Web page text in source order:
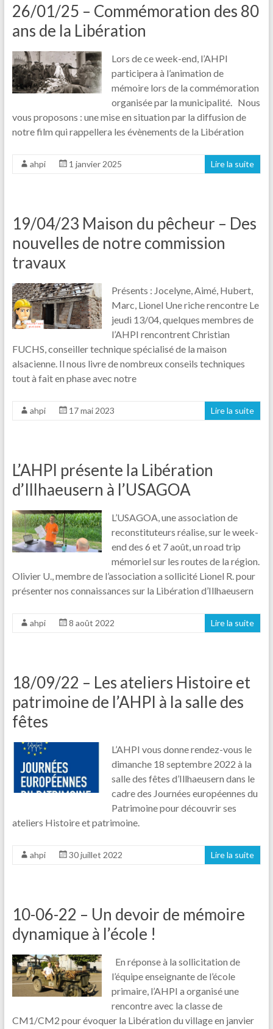
26/01/25 – Commémoration des 80
ans de la Libération
Lors de ce week-end, l’AHPI
participera à l’animation de
mémoire lors de la commémoration
organisée par la municipalité. Nous
vous proposons : une mise en situation par la diffusion de
notre film qui rappellera les évènements de la Libération
ahpi 1 janvier 2025 Lire la suite
19/04/23 Maison du pêcheur – Des
nouvelles de notre commission
travaux
Présents : Jocelyne, Aimé, Hubert,
Marc, Lionel Une riche rencontre Le
jeudi 13/04, quelques membres de
l’AHPI rencontrent Christian
FUCHS, conseiller technique spécialisé de la maison
alsacienne. Il nous livre de nombreux conseils techniques
tout à fait en phase avec notre
ahpi 17 mai 2023 Lire la suite
L’AHPI présente la Libération
d’Illhaeusern à l’USAGOA
L’USAGOA, une association de
reconstituteurs réalise, sur le week-
end des 6 et 7 août, un road trip
mémoriel sur les routes de la région.
Olivier U., membre de l’association a sollicité Lionel R. pour
présenter nos connaissances sur la Libération d’Illhaeusern
ahpi 8 août 2022 Lire la suite
18/09/22 – Les ateliers Histoire et
patrimoine de l’AHPI à la salle des
fêtes
L’AHPI vous donne rendez-vous le
dimanche 18 septembre 2022 à la
salle des fêtes d’Illhaeusern dans le
cadre des Journées européennes du
Patrimoine pour découvrir ses
ateliers Histoire et patrimoine.
ahpi 30 juillet 2022 Lire la suite
10-06-22 – Un devoir de mémoire
dynamique à l’école !
En réponse à la sollicitation de
l’équipe enseignante de l’école
primaire, l’AHPI a organisé une
rencontre avec la classe de
CM1/CM2 pour évoquer la Libération du village en janvier